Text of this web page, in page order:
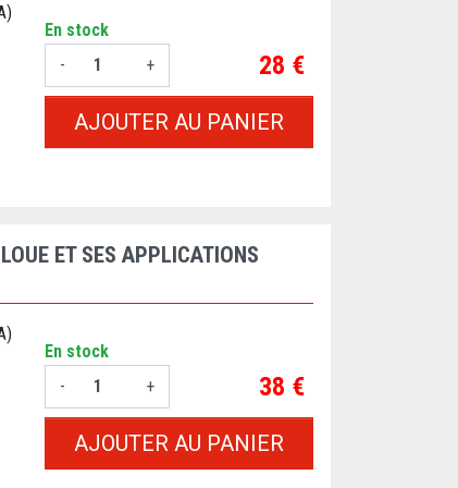
En stock
-
+ Prix
28 €
AJOUTER AU PANIER
ET SES APPLICATIONS
En stock
-
+ Prix
38 €
AJOUTER AU PANIER